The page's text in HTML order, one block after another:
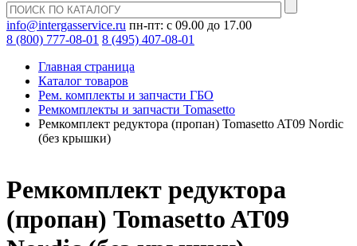
info@intergasservice.ru пн-пт: с 09.00 до 17.00
8 (800) 777-08-01 8 (495) 407-08-01
Главная страница
Каталог товаров
Рем. комплекты и запчасти ГБО
Ремкомплекты и запчасти Tomasetto
Ремкомплект редуктора (пропан) Tomasetto AT09 Nordic
(без крышки)
Ремкомплект редуктора
(пропан) Tomasetto AT09